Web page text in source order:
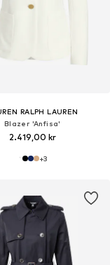
RALPH LAUREN
Blazer 'Anfisa'
2.419,00 kr
+3